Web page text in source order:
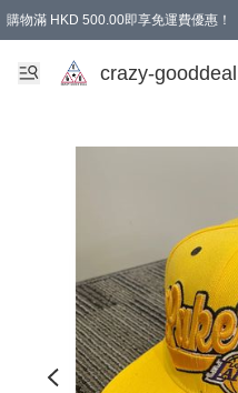
購物滿 HKD 500.00即享免運費優惠！
成為會員可享免費禮品
crazy-gooddeal